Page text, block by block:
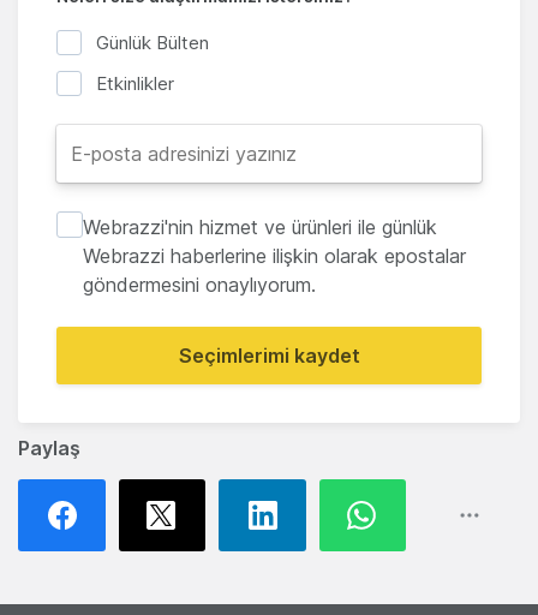
Paylaş
Günlük Bülten
Etkinlikler
Webrazzi'nin hizmet ve ürünleri ile günlük
Webrazzi haberlerine ilişkin olarak epostalar
göndermesini onaylıyorum.
Seçimlerimi kaydet